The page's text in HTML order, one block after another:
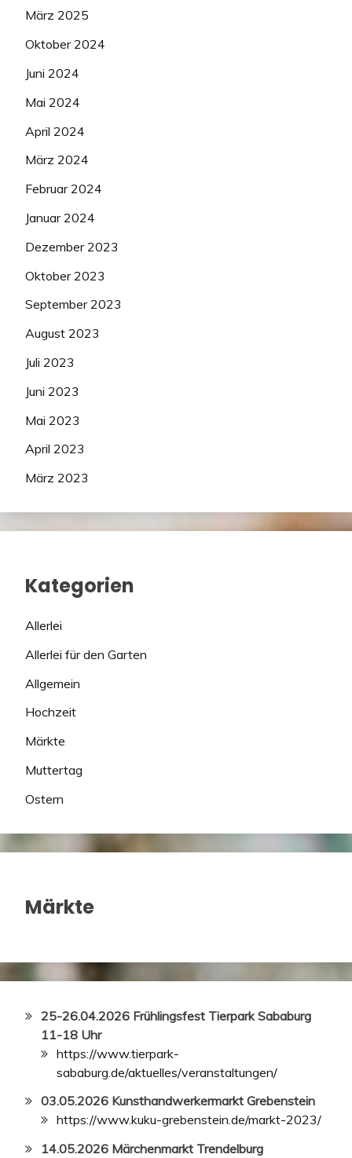
März 2025
Oktober 2024
Juni 2024
Mai 2024
April 2024
März 2024
Februar 2024
Januar 2024
Dezember 2023
Oktober 2023
September 2023
August 2023
Juli 2023
Juni 2023
Mai 2023
April 2023
März 2023
Kategorien
Allerlei
Allerlei für den Garten
Allgemein
Hochzeit
Märkte
Muttertag
Ostern
Märkte
25-26.04.2026 Frühlingsfest Tierpark Sababurg
11-18 Uhr
https://www.tierpark-
sababurg.de/aktuelles/veranstaltungen/
03.05.2026 Kunsthandwerkermarkt Grebenstein
https://www.kuku-grebenstein.de/markt-2023/
14.05.2026 Märchenmarkt Trendelburg